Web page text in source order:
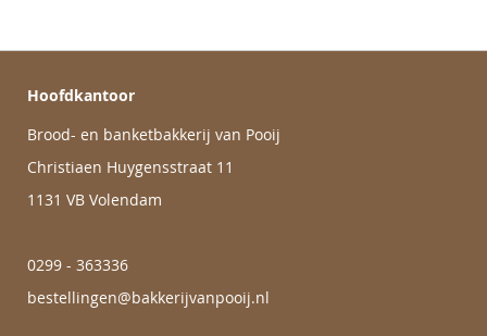
Hoofdkantoor
Brood- en banketbakkerij van Pooij
Christiaen Huygensstraat 11
1131 VB Volendam
0299 - 363336
bestellingen@bakkerijvanpooij.nl